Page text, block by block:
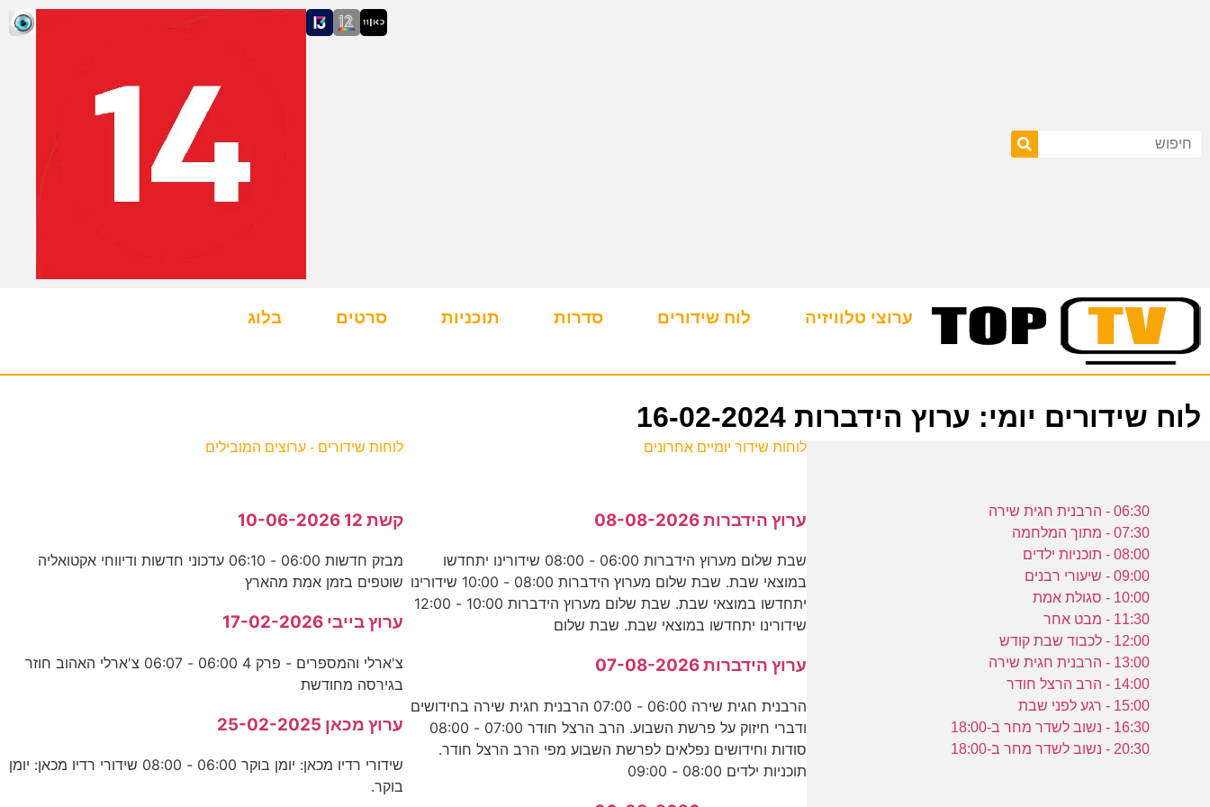
ערוצי טלוויזיה לוח שידורים סדרות תוכניות סרטים בלוג
לוח שידורים יומי: ערוץ הידברות 16-02-2024
06:30 - הרבנית חגית שירה
07:30 - מתוך המלחמה
08:00 - תוכניות ילדים
09:00 - שיעורי רבנים
10:00 - סגולת אמת
11:30 - מבט אחר
12:00 - לכבוד שבת קודש
13:00 - הרבנית חגית שירה
14:00 - הרב הרצל חודר
15:00 - רגע לפני שבת
16:30 - נשוב לשדר מחר ב-18:00
20:30 - נשוב לשדר מחר ב-18:00
לוחות שידור יומיים אחרונים
ערוץ הידברות 08-08-2026
שבת שלום מערוץ הידברות 06:00 - 08:00 שידורינו יתחדשו
במוצאי שבת. שבת שלום מערוץ הידברות 08:00 - 10:00 שידורינו
יתחדשו במוצאי שבת. שבת שלום מערוץ הידברות 10:00 - 12:00
שידורינו יתחדשו במוצאי שבת. שבת שלום
ערוץ הידברות 07-08-2026
הרבנית חגית שירה 06:00 - 07:00 הרבנית חגית שירה בחידושים
ודברי חיזוק על פרשת השבוע. הרב הרצל חודר 07:00 - 08:00
סודות וחידושים נפלאים לפרשת השבוע מפי הרב הרצל חודר.
תוכניות ילדים 08:00 - 09:00
לוחות שידורים - ערוצים המובילים
קשת 12 10-06-2026
מבזק חדשות 06:00 - 06:10 עדכוני חדשות ודיווחי אקטואליה
שוטפים בזמן אמת מהארץ
ערוץ בייבי 17-02-2026
צ'ארלי והמספרים - פרק 4 06:00 - 06:07 צ'ארלי האהוב חוזר
בגירסה מחודשת
ערוץ מכאן 25-02-2025
שידורי רדיו מכאן: יומן בוקר 06:00 - 08:00 שידורי רדיו מכאן: יומן
בוקר.